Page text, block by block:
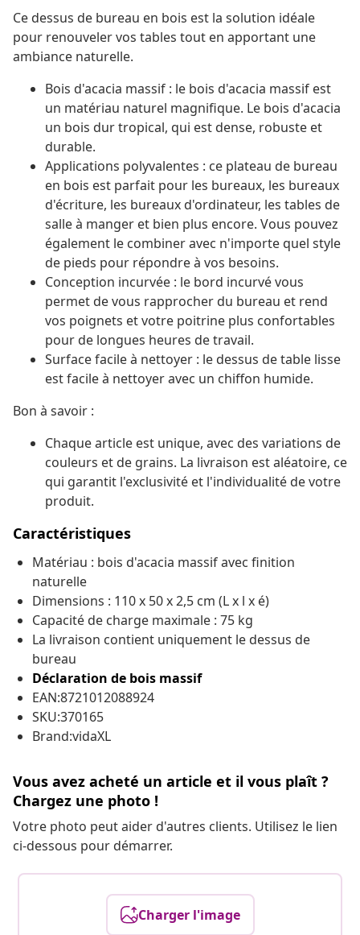
Ce dessus de bureau en bois est la solution idéale
pour renouveler vos tables tout en apportant une
ambiance naturelle.
Bois d'acacia massif : le bois d'acacia massif est
un matériau naturel magnifique. Le bois d'acacia
un bois dur tropical, qui est dense, robuste et
durable.
Applications polyvalentes : ce plateau de bureau
en bois est parfait pour les bureaux, les bureaux
d'écriture, les bureaux d'ordinateur, les tables de
salle à manger et bien plus encore. Vous pouvez
également le combiner avec n'importe quel style
de pieds pour répondre à vos besoins.
Conception incurvée : le bord incurvé vous
permet de vous rapprocher du bureau et rend
vos poignets et votre poitrine plus confortables
pour de longues heures de travail.
Surface facile à nettoyer : le dessus de table lisse
est facile à nettoyer avec un chiffon humide.
Bon à savoir :
Chaque article est unique, avec des variations de
couleurs et de grains. La livraison est aléatoire, ce
qui garantit l'exclusivité et l'individualité de votre
produit.
Caractéristiques
Matériau : bois d'acacia massif avec finition
naturelle
Dimensions : 110 x 50 x 2,5 cm (L x l x é)
Capacité de charge maximale : 75 kg
La livraison contient uniquement le dessus de
bureau
Déclaration de bois massif
EAN:8721012088924
SKU:370165
Brand:vidaXL
Vous avez acheté un article et il vous plaît ?
Chargez une photo !
Votre photo peut aider d'autres clients. Utilisez le lien
ci-dessous pour démarrer.
Charger l'image